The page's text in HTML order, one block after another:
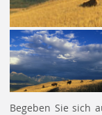
Begeben Sie sich